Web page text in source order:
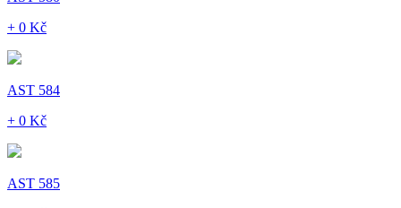
+ 0 Kč
AST 584
+ 0 Kč
AST 585